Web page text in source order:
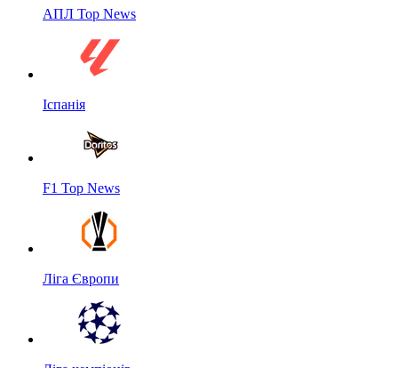
АПЛ Top News
Іспанія
F1 Top News
Ліга Європи